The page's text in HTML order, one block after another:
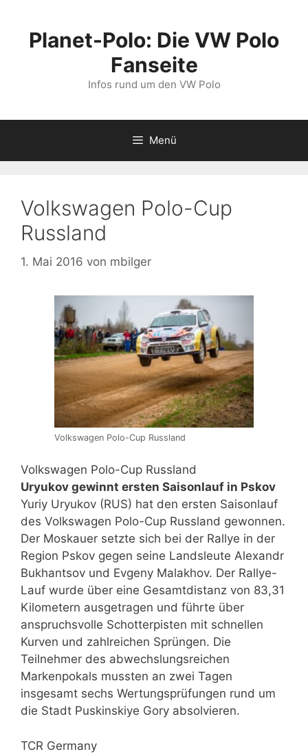
springenPlanet-Polo: Die VW Polo
Fanseite
Infos rund um den VW Polo
Menü
Volkswagen Polo-Cup
Russland
1. Mai 2016 von mbilger
Volkswagen Polo-Cup Russland
Volkswagen Polo-Cup Russland
Uryukov gewinnt ersten Saisonlauf in Pskov
Yuriy Uryukov (RUS) hat den ersten Saisonlauf
des Volkswagen Polo-Cup Russland gewonnen.
Der Moskauer setzte sich bei der Rallye in der
Region Pskov gegen seine Landsleute Alexandr
Bukhantsov und Evgeny Malakhov. Der Rallye-
Lauf wurde über eine Gesamtdistanz von 83,31
Kilometern ausgetragen und führte über
anspruchsvolle Schotterpisten mit schnellen
Kurven und zahlreichen Sprüngen. Die
Teilnehmer des abwechslungsreichen
Markenpokals mussten an zwei Tagen
insgesamt sechs Wertungsprüfungen rund um
die Stadt Puskinskiye Gory absolvieren.
TCR Germany